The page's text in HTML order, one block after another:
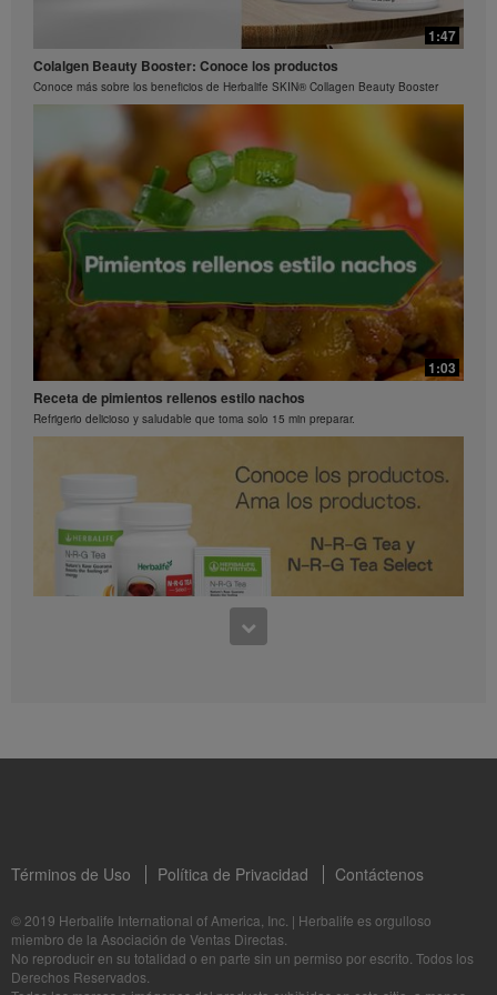
0:29
Preguntas frecuentes sobre Bioniq GO: 3
¿Qué hace diferente a Bioniq GO de un multivitamínico común?
Preguntas frecuentes sobre Bioniq GO: 2
¿Qué contiene Bioniq GO?
Preguntas frecuentes sobre Bioniq GO: 1
1:06
Bioniq GO: Tu salud, Nuestro compromiso personal
Descubre más sobre este suplemento personalizado
1:15
La ciencia detrás de Herbalife24® Rebuild Strength
El rendimiento es una ciencia
1:47
Colalgen Beauty Booster: Conoce los productos
Conoce más sobre los beneficios de Herbalife SKIN® Collagen Beauty Booster
1:03
Receta de pimientos rellenos estilo nachos
Refrigerio delicioso y saludable que toma solo 15 min preparar.
1:05
Términos de Uso Política de Privacidad Contáctenos
© 2019 Herbalife International of America, Inc. | Herbalife es orgulloso
miembro de la Asociación de Ventas Directas.
No reproducir en su totalidad o en parte sin un permiso por escrito. Todos los
Derechos Reservados.